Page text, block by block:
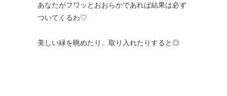
あなたがフワッとおおらかであれば結果は必ず
ついてくるわ♡
美しい緑を眺めたり、取り入れたりすると◎